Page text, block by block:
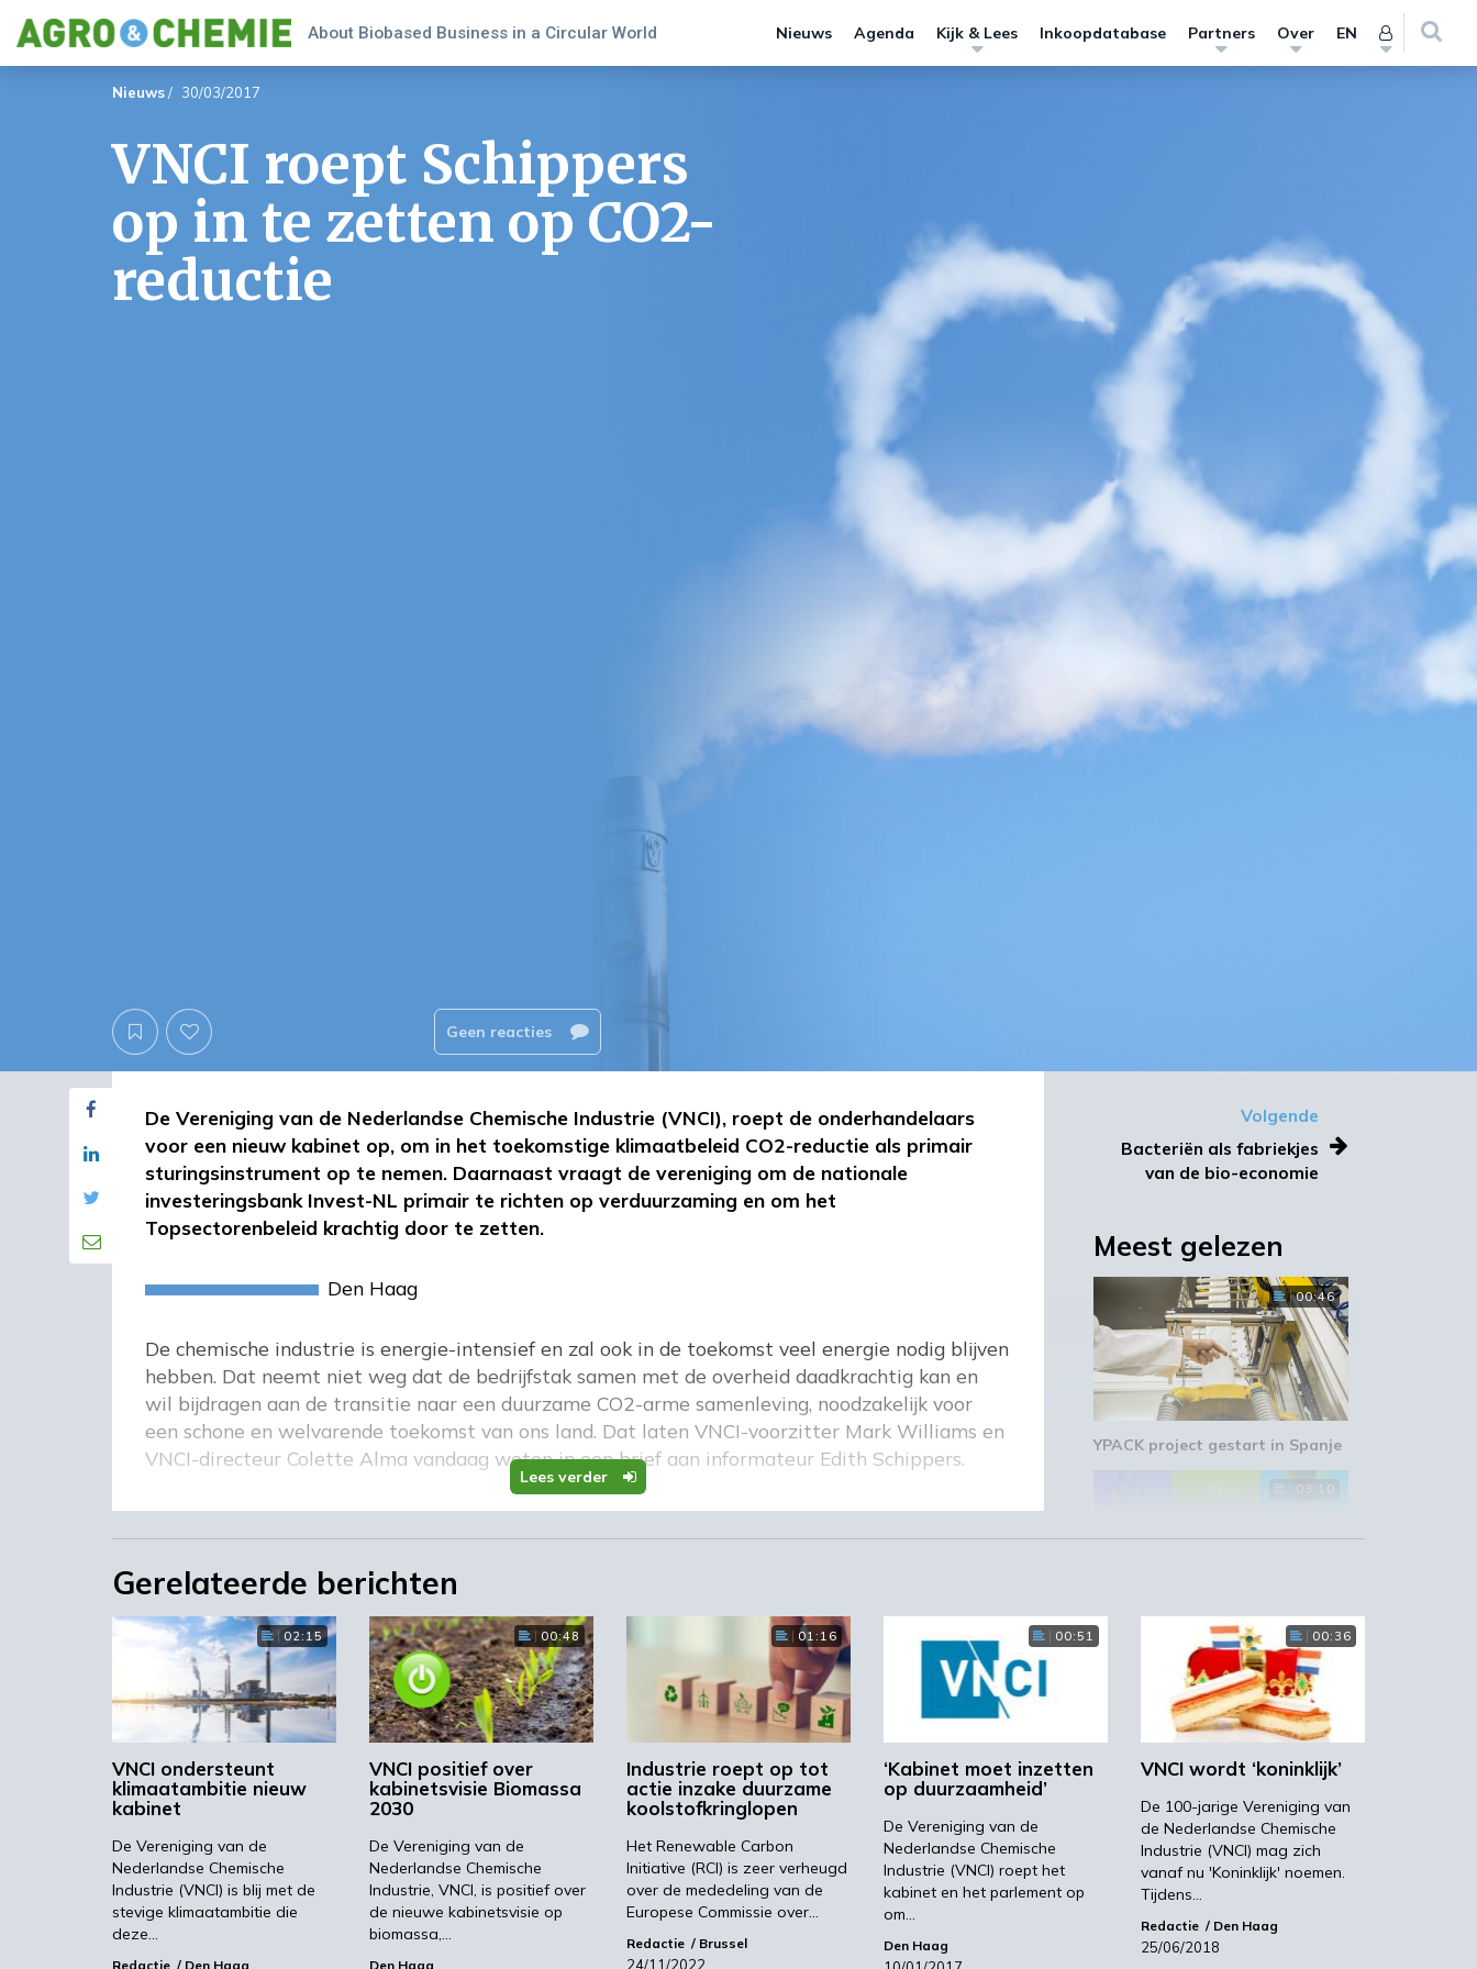
About Biobased Business in a Circular World Nieuws Agenda Kijk & Lees Inkoopdatabase Partners Over EN
Nieuws/ 30/03/2017
VNCI roept Schippers
op in te zetten op CO2-
reductie
Geen reacties
Lees verder
De Vereniging van de Nederlandse Chemische Industrie (VNCI), roept de onderhandelaars
voor een nieuw kabinet op, om in het toekomstige klimaatbeleid CO2-reductie als primair
sturingsinstrument op te nemen. Daarnaast vraagt de vereniging om de nationale
investeringsbank Invest-NL primair te richten op verduurzaming en om het
Topsectorenbeleid krachtig door te zetten.
Den Haag
De chemische industrie is energie-intensief en zal ook in de toekomst veel energie nodig blijven
hebben. Dat neemt niet weg dat de bedrijfstak samen met de overheid daadkrachtig kan en
wil bijdragen aan de transitie naar een duurzame CO2-arme samenleving, noodzakelijk voor
een schone en welvarende toekomst van ons land. Dat laten VNCI-voorzitter Mark Williams en
VNCI-directeur Colette Alma vandaag weten in een brief aan informateur Edith Schippers.
Verduurzamen
De chemische industrie is onmisbaar om CO2-reductie en daarmee de verduurzaming aan te
jagen, met behoud van onze hoge levensstandaard. Alma: “Door een eenzijdige focus van het
Nederlandse klimaatbeleid op duurzame energieopwekking zoals de bouw van
windmolenparken en het benutten van biomassa voor energiecentrales laat de overheid
kansen liggen. Daarom vragen wij de informateur om in het regeerakkoord waar het gaat over
klimaatbeleid, CO2-reductie als primair sturingsinstrument op te nemen.”
Samenwerken en investeren
Dergelijke bijdragen aan het klimaatbeleid vragen van de chemie grote financiële,
technologische en organisatorische inspanningen. Alma: “Onze bedrijven zijn zeer bereid die
bijdragen te leveren, maar zijn daartoe uitsluitend in staat als de overheid optreedt als mede-
Volgende
Bacteriën als fabriekjes
van de bio-economie
Meest gelezen
00:46
YPACK project gestart in Spanje
03:10
‘Grote groeikansen Europese
markt voor biobased producten’
02:19
STRONGBIONET verbindt
Europese newerken bio-
economie
Gerelateerde berichten
02:15
VNCI ondersteunt
klimaatambitie nieuw
kabinet
De Vereniging van de
Nederlandse Chemische
Industrie (VNCI) is blij met de
stevige klimaatambitie die
deze…
Redactie Den Haag
00:48
VNCI positief over
kabinetsvisie Biomassa
2030
De Vereniging van de
Nederlandse Chemische
Industrie, VNCI, is positief over
de nieuwe kabinetsvisie op
biomassa,…
Den Haag
01:16
Industrie roept op tot
actie inzake duurzame
koolstofkringlopen
Het Renewable Carbon
Initiative (RCI) is zeer verheugd
over de mededeling van de
Europese Commissie over…
Redactie Brussel
24/11/2022
00:51
‘Kabinet moet inzetten
op duurzaamheid’
De Vereniging van de
Nederlandse Chemische
Industrie (VNCI) roept het
kabinet en het parlement op
om…
Den Haag
00:36
VNCI wordt ‘koninklijk’
De 100-jarige Vereniging van
de Nederlandse Chemische
Industrie (VNCI) mag zich
vanaf nu 'Koninklijk' noemen.
Tijdens…
Redactie Den Haag
25/06/2018